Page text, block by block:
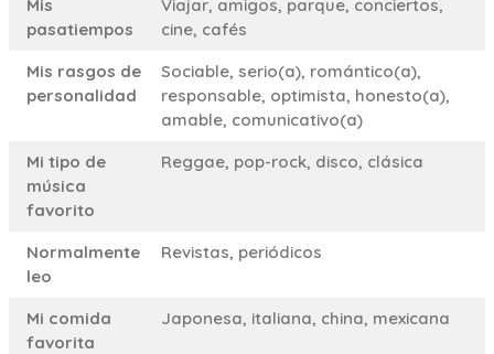
Mis
pasatiempos
Viajar, amigos, parque, conciertos,
cine, cafés
Mis rasgos de
personalidad
Sociable, serio(a), romántico(a),
responsable, optimista, honesto(a),
amable, comunicativo(a)
Mi tipo de
música
favorito
Reggae, pop-rock, disco, clásica
Normalmente
leo
Revistas, periódicos
Mi comida
favorita
Japonesa, italiana, china, mexicana